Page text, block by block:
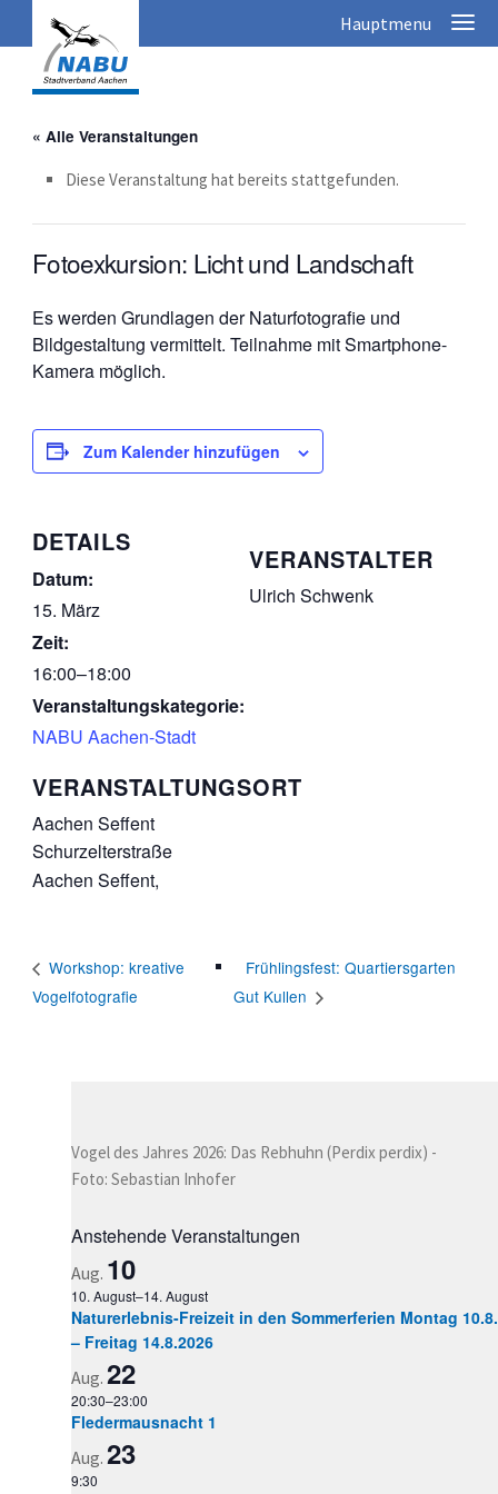
« Alle Veranstaltungen
Diese Veranstaltung hat bereits stattgefunden.
Fotoexkursion: Licht und Landschaft
Es werden Grundlagen der Naturfotografie und
Bildgestaltung vermittelt. Teilnahme mit Smartphone-
Kamera möglich.
Zum Kalender hinzufügen
DETAILS
Datum:
15. März
Zeit:
16:00–18:00
Veranstaltungskategorie:
NABU Aachen-Stadt
VERANSTALTER
Ulrich Schwenk
VERANSTALTUNGSORT
Aachen Seffent
Schurzelterstraße
Aachen Seffent,
Workshop: kreative
Vogelfotografie
Frühlingsfest: Quartiersgarten
Gut Kullen
Vogel des Jahres 2026: Das Rebhuhn (Perdix perdix) -
Foto: Sebastian Inhofer
Anstehende Veranstaltungen
Aug. 10
10. August–14. August
Naturerlebnis-Freizeit in den Sommerferien Montag 10.8.
– Freitag 14.8.2026
Aug. 22
20:30–23:00
Fledermausnacht 1
Aug. 23
9:30